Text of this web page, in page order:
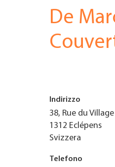
DATE EVENTI
TROVARE AZIENDA
RIVISTA SPECIALIZZATA
are
here
De
Indirizzo
38, Rue du Village
1312 Eclépens
Svizzera
Telefono